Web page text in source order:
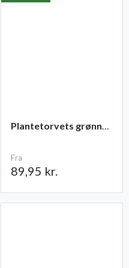
Plantetorvets grønne vandingspose 75 liter
Fra
89,95 kr.